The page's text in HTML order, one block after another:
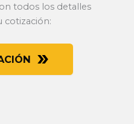
todos los detalles
cotización: